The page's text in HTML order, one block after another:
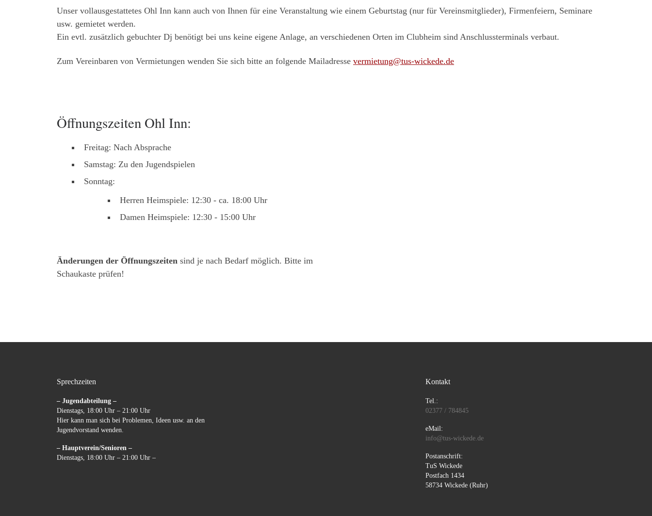
Unser vollausgestattetes Ohl Inn kann auch von Ihnen für eine Veranstaltung wie einem Geburtstag (nur für Vereinsmitglieder), Firmenfeiern, Seminare
usw. gemietet werden.
Ein evtl. zusätzlich gebuchter Dj benötigt bei uns keine eigene Anlage, an verschiedenen Orten im Clubheim sind Anschlussterminals verbaut.
Zum Vereinbaren von Vermietungen wenden Sie sich bitte an folgende Mailadresse vermietung@tus-wickede.de
Öffnungszeiten Ohl Inn:
Freitag: Nach Absprache
Samstag: Zu den Jugendspielen
Sonntag:
Herren Heimspiele: 12:30 - ca. 18:00 Uhr
Damen Heimspiele: 12:30 - 15:00 Uhr
Änderungen der Öffnungszeiten sind je nach Bedarf möglich. Bitte im
Schaukaste prüfen!
Sprechzeiten
– Jugendabteilung –
Dienstags, 18:00 Uhr – 21:00 Uhr
Hier kann man sich bei Problemen, Ideen usw. an den
Jugendvorstand wenden.
– Hauptverein/Senioren –
Dienstags, 18:00 Uhr – 21:00 Uhr –
Kontakt
Tel.:
02377 / 784845
eMail:
info@tus-wickede.de
Postanschrift:
TuS Wickede
Postfach 1434
58734 Wickede (Ruhr)